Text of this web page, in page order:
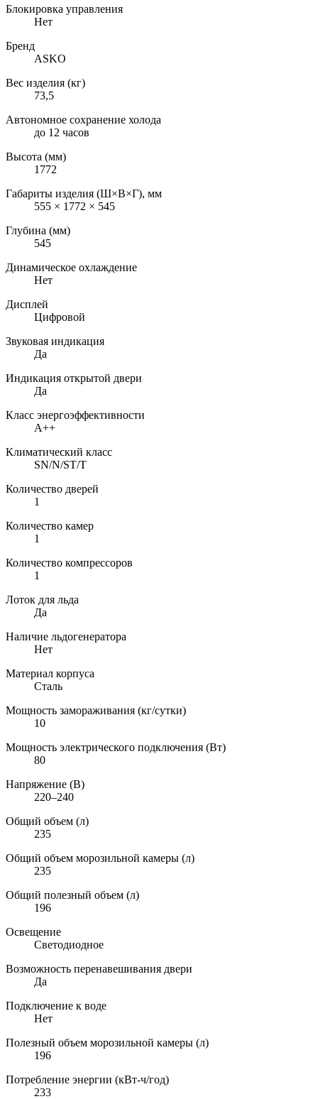
Блокировка управления
Нет
Бренд
ASKO
Вес изделия (кг)
73,5
Автономное сохранение холода
до 12 часов
Высота (мм)
1772
Габариты изделия (Ш×В×Г), мм
555 × 1772 × 545
Глубина (мм)
545
Динамическое охлаждение
Нет
Дисплей
Цифровой
Звуковая индикация
Да
Индикация открытой двери
Да
Класс энергоэффективности
A++
Климатический класс
SN/N/ST/T
Количество дверей
1
Количество камер
1
Количество компрессоров
1
Лоток для льда
Да
Наличие льдогенератора
Нет
Материал корпуса
Сталь
Мощность замораживания (кг/сутки)
10
Мощность электрического подключения (Вт)
80
Напряжение (В)
220–240
Общий объем (л)
235
Общий объем морозильной камеры (л)
235
Общий полезный объем (л)
196
Освещение
Светодиодное
Возможность перенавешивания двери
Да
Подключение к воде
Нет
Полезный объем морозильной камеры (л)
196
Потребление энергии (кВт-ч/год)
233